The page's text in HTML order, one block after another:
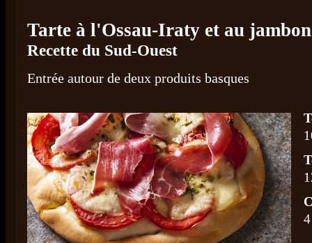
Tarte à l'Ossau-Iraty et au
Recette du Sud-Ouest
Entrée autour de deux produits basques
4